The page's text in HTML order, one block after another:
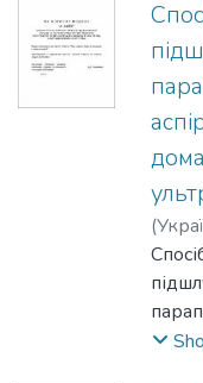
(
;